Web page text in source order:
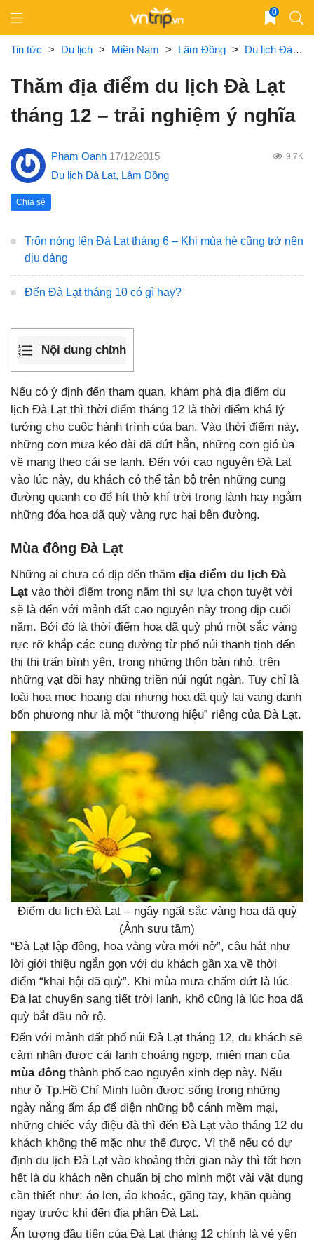
content
0
Tin tức > Du lịch > Miền Nam > Lâm Đồng > Du lịch Đà Lạt
Thăm địa điểm du lịch Đà Lạt
tháng 12 – trải nghiệm ý nghĩa
Phạm Oanh 17/12/2015 9.7K
Du lịch Đà Lạt, Lâm Đồng
Chia sẻ
Trốn nóng lên Đà Lạt tháng 6 – Khi mùa hè cũng trở nên
dịu dàng
Đến Đà Lạt tháng 10 có gì hay?
Nội dung chính
Nếu có ý định đến tham quan, khám phá địa điểm du
lịch Đà Lạt thì thời điểm tháng 12 là thời điểm khá lý
tưởng cho cuộc hành trình của bạn. Vào thời điểm này,
những cơn mưa kéo dài đã dứt hẳn, những cơn gió ùa
về mang theo cái se lạnh. Đến với cao nguyên Đà Lạt
vào lúc này, du khách có thể tản bộ trên những cung
đường quanh co để hít thở khí trời trong lành hay ngắm
những đóa hoa dã quỳ vàng rực hai bên đường.
Mùa đông Đà Lạt
Những ai chưa có dịp đến thăm địa điểm du lịch Đà
Lạt vào thời điểm trong năm thì sự lựa chọn tuyệt vời
sẽ là đến với mảnh đất cao nguyên này trong dịp cuối
năm. Bởi đó là thời điểm hoa dã quỳ phủ một sắc vàng
rực rỡ khắp các cung đường từ phố núi thanh tịnh đến
thị thị trấn bình yên, trong những thôn bản nhỏ, trên
những vạt đồi hay những triền núi ngút ngàn. Tuy chỉ là
loài hoa mọc hoang dại nhưng hoa dã quỳ lại vang danh
bốn phương như là một “thương hiệu” riêng của Đà Lạt.
Điểm du lịch Đà Lạt – ngây ngất sắc vàng hoa dã quỳ
(Ảnh sưu tầm)
“Đà Lạt lập đông, hoa vàng vừa mới nở”, câu hát như
lời giới thiệu ngắn gọn với du khách gần xa về thời
điểm “khai hội dã quỳ”. Khi mùa mưa chấm dứt là lúc
Đà lạt chuyển sang tiết trời lạnh, khô cũng là lúc hoa dã
quỳ bắt đầu nở rộ.
Đến với mảnh đất phố núi Đà Lạt tháng 12, du khách sẽ
cảm nhận được cái lạnh choáng ngợp, miên man của
mùa đông thành phố cao nguyên xinh đẹp này. Nếu
như ở Tp.Hồ Chí Minh luôn được sống trong những
ngày nắng ấm áp để diện những bộ cánh mềm mại,
những chiếc váy điệu đà thì đến Đà Lạt vào tháng 12 du
khách không thể mặc như thế được. Vì thế nếu có dự
định du lịch Đà Lạt vào khoảng thời gian này thì tốt hơn
hết là du khách nên chuẩn bị cho mình một vài vật dụng
cần thiết như: áo len, áo khoác, găng tay, khăn quàng
ngay trước khi đến địa phận Đà Lạt.
Ấn tượng đầu tiên của Đà Lạt tháng 12 chính là vẻ yên